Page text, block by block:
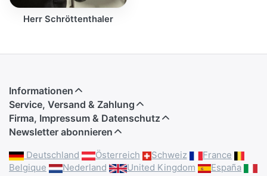
Herr Schröttenthaler
Informationen
Service, Versand & Zahlung
Firma, Impressum & Datenschutz
Newsletter abonnieren
Deutschland Österreich Schweiz
France
Belgique
Nederland United Kingdom
España